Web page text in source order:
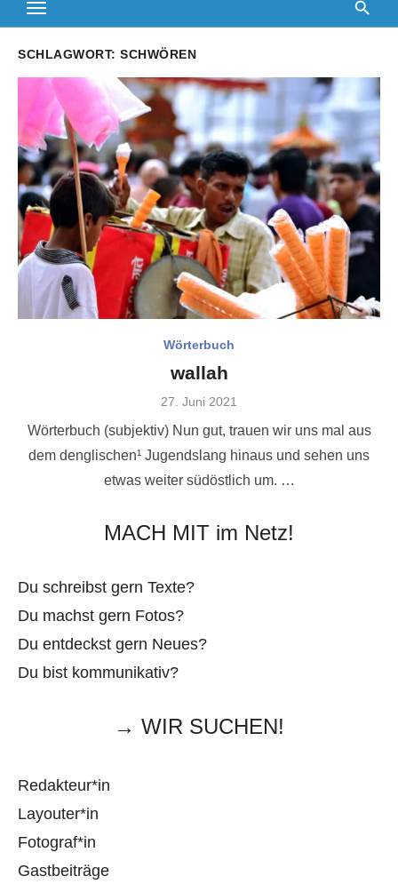
SCHLAGWORT: SCHWÖREN
Wörterbuch
wallah
Veröffentlicht
27. Juni 2021
Wörterbuch (subjektiv) Nun gut, trauen wir uns mal aus
dem denglischen¹ Jugendslang hinaus und sehen uns
etwas weiter südöstlich um. …
MACH MIT im Netz!
Du schreibst gern Texte?
Du machst gern Fotos?
Du entdeckst gern Neues?
Du bist kommunikativ?
→ WIR SUCHEN!
Redakteur*in
Layouter*in
Fotograf*in
Gastbeiträge